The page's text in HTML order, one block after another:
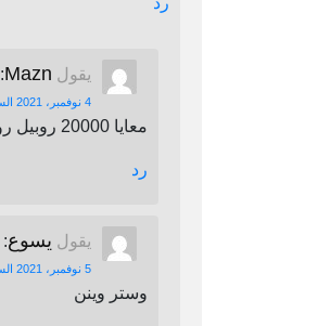
يقول Mazn
:
4 نوفمبر، 2021 الساعة 4:20 م
معايا 20000 روبيل روسي اغيرهم فين في القاهرة
رد
يقول يسوع:
5 نوفمبر، 2021 الساعة 10:21 م
وستر وينن